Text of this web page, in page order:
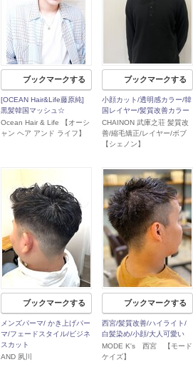
ブックマークする
[OCEAN Hair&Life藤原純]
黒髪韓国マッシュ☆
Ocean Hair & Life 【オーシ
ャン ヘア アンド ライフ】
ブックマークする
小顔カット/透明感カラー/韓
国レイヤー/髪質改善カラー
CHAINON 武庫之荘 髪質改
善/縮毛矯正/レイヤー/ボブ
【シェノン】
ブックマークする
メンズパーマ/ かき上げパー
マ/フェードスタイル/ビジネ
スカット
AND 夙川
ブックマークする
西宮/髪質改善/ハイライト/
白髪染め/小顔/大人可愛い
MODE K's 西宮 【モード
ケイズ】